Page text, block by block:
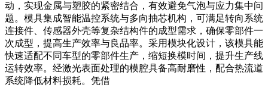
动，实现金属与塑胶的紧密结合，有效避免气泡与应力集中问
题。模具集成智能温控系统与多向抽芯机构，可满足转向系统
连接件、传感器外壳等复杂结构件的成型需求，确保零部件一
次成型，提高生产效率与良品率。采用模块化设计，该模具能
快速适配不同车型的零部件生产，缩短换模时间，提升生产线
运转效率。经激光表面处理的模腔具备高耐磨性，配合热流道
系统降低材料损耗。凭借